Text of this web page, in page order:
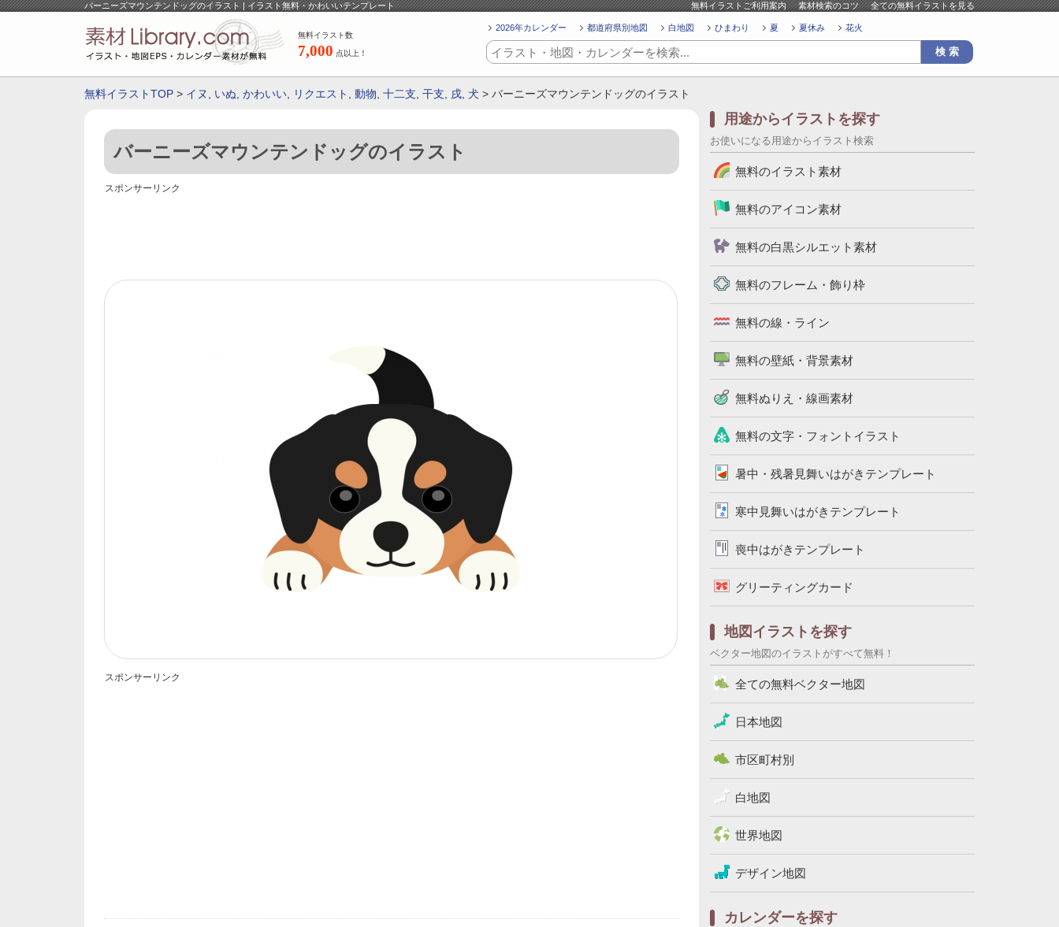
バーニーズマウンテンドッグのイラスト | イラスト無料・かわいいテンプレート 無料イラストご利用案内 素材検索のコツ 全ての無料イラストを見る
無料イラスト数
7,000 点以上！
2026年カレンダー 都道府県別地図 白地図 ひまわり 夏 夏休み 花火
無料イラストTOP > イヌ いぬ かわいい リクエスト 動物 十二支 干支 戌 犬 > バーニーズマウンテンドッグのイラスト
バーニーズマウンテンドッグのイラスト
スポンサーリンク
スポンサーリンク
用途からイラストを探す
お使いになる用途からイラスト検索
無料のイラスト素材
無料のアイコン素材
無料の白黒シルエット素材
無料のフレーム・飾り枠
無料の線・ライン
無料の壁紙・背景素材
無料ぬりえ・線画素材
無料の文字・フォントイラスト
暑中・残暑見舞いはがきテンプレート
寒中見舞いはがきテンプレート
喪中はがきテンプレート
グリーティングカード
地図イラストを探す
ベクター地図のイラストがすべて無料！
全ての無料ベクター地図
日本地図
市区町村別
白地図
世界地図
デザイン地図
カレンダーを探す